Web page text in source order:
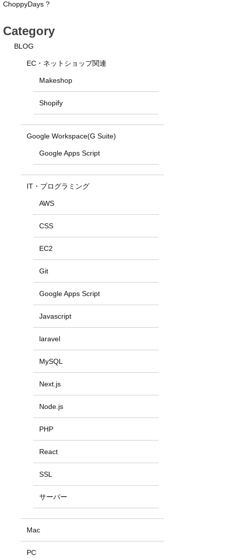
ChoppyDays ?
Category
BLOG
EC・ネットショップ関連
Makeshop
Shopify
Google Workspace(G Suite)
Google Apps Script
IT・プログラミング
AWS
CSS
EC2
Git
Google Apps Script
Javascript
laravel
MySQL
Next.js
Node.js
PHP
React
SSL
サーバー
Mac
PC